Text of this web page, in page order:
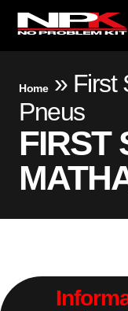
Home» First
Pneus
FIRST